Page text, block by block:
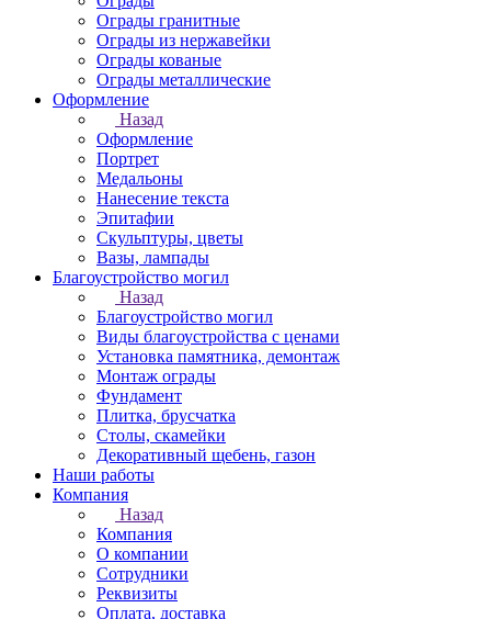
Ограды гранитные
Ограды из нержавейки
Ограды кованые
Ограды металлические
Оформление
Назад
Оформление
Портрет
Медальоны
Нанесение текста
Эпитафии
Скульптуры, цветы
Вазы, лампады
Благоустройство могил
Назад
Благоустройство могил
Виды благоустройства с ценами
Установка памятника, демонтаж
Монтаж ограды
Фундамент
Плитка, брусчатка
Столы, скамейки
Декоративный щебень, газон
Наши работы
Компания
Назад
Компания
О компании
Сотрудники
Реквизиты
Оплата, доставка